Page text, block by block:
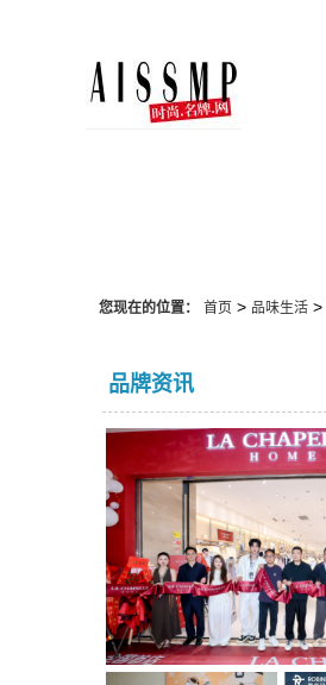
您现在的位置： 首页> 品味生活>
品牌资讯